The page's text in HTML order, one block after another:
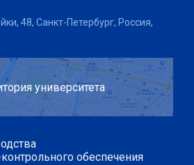
48, Санкт-Петербург, Россия,
университета
обеспечения